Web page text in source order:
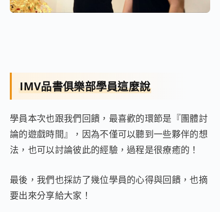
IMV品書俱樂部學員這麼說
學員本次也跟我們回饋，最喜歡的環節是『團體討
論的遊戲時間』，因為不僅可以聽到一些夥伴的想
法，也可以討論彼此的經驗，過程是很療癒的！
最後，我們也採訪了幾位學員的心得與回饋，也摘
要出來分享給大家！